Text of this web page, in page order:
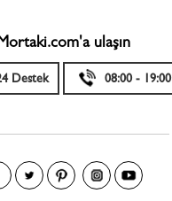
ulaşın
Destek 08:00 - 19:00